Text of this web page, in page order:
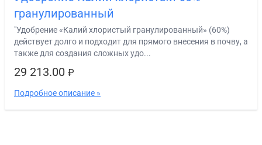
гранулированный
"Удобрение «Калий хлористый гранулированный» (60%)
действует долго и подходит для прямого внесения в почву, а
также для создания сложных удо...
29 213.00 ₽
Подробное описание »